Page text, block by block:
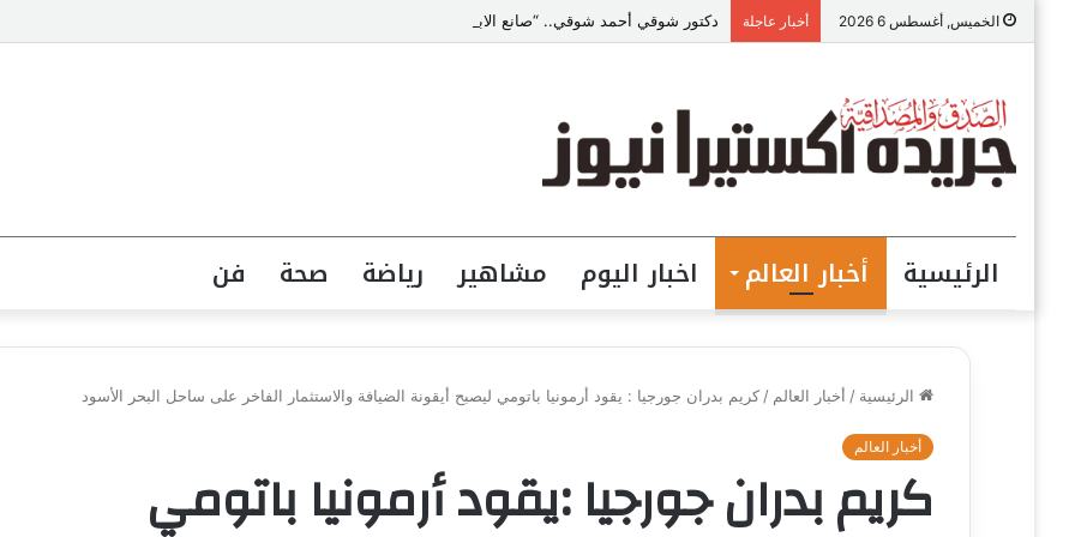
الخميس, أغسطس 6 2026 أخبار عاجلة دكتور شوقي أحمد شوقي.. “صانع الابتسامات” يتصدر قائمة أشهر أطباء تجميل الأسنان في مصر
الرئيسية أخبار العالم اخبار اليوم مشاهير رياضة صحة فن
الرئيسية / أخبار العالم / كريم بدران جورجيا : يقود أرمونيا باتومي ليصبح أيقونة الضيافة والاستثمار الفاخر على ساحل البحر الأسود
أخبار العالم
كريم بدران جورجيا :يقود أرمونيا باتومي